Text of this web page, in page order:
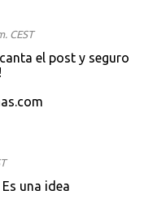
CEST
el post y seguro
una idea